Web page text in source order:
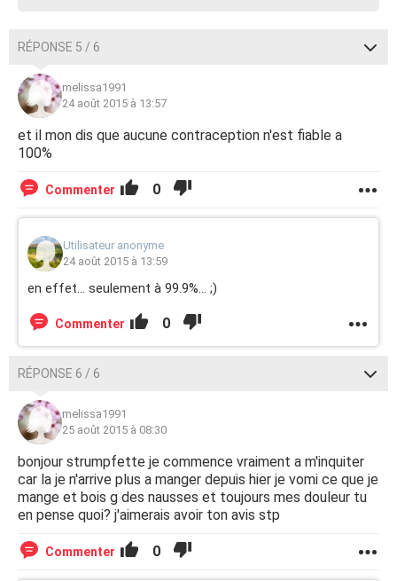
RÉPONSE 5 / 6
melissa1991
24 août 2015 à 13:57
et il mon dis que aucune contraception n'est fiable a
100%
Commenter 0
Utilisateur anonyme
24 août 2015 à 13:59
en effet... seulement à 99.9%... ;)
Commenter 0
RÉPONSE 6 / 6
melissa1991
25 août 2015 à 08:30
bonjour strumpfette je commence vraiment a m'inquiter
car la je n'arrive plus a manger depuis hier je vomi ce que je
mange et bois g des nausses et toujours mes douleur tu
en pense quoi? j'aimerais avoir ton avis stp
Commenter 0